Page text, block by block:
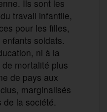
Ils sont les
travail infantile,
pour les filles,
soldats.
ni à la
mortalité plus
de pays aux
marginalisés
de la société.